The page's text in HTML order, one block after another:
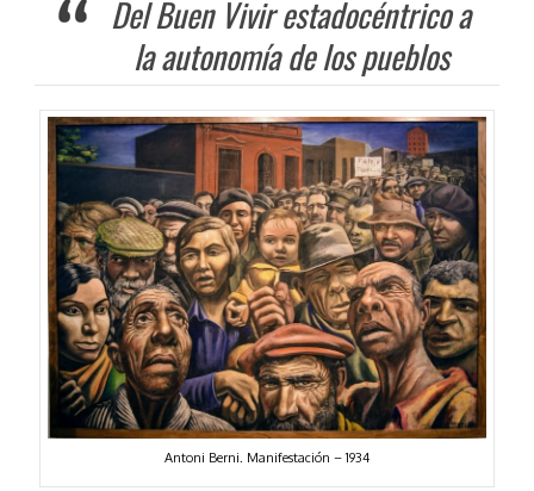
Del Buen Vivir estadocéntrico a
la autonomía de los pueblos
Antoni Berni. Manifestación – 1934